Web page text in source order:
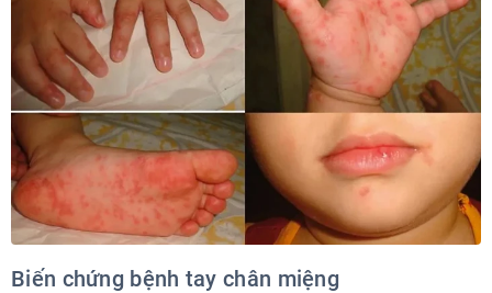
Biến chứng bệnh tay chân miệng